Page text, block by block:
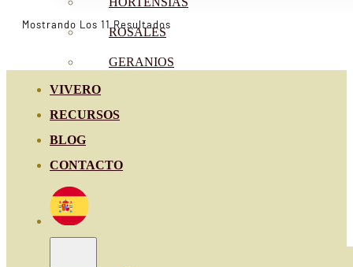
ROSALES
GERANIOS
VIVERO
RECURSOS
BLOG
CONTACTO
13.20€
Mostrando Los 11 Resultados